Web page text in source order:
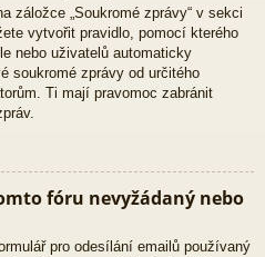
záložce „Soukromé zprávy“ v sekci
vytvořit pravidlo, pomocí kterého
nebo uživatelů automaticky
soukromé zprávy od určitého
Ti mají pravomoc zabránit
fóru nevyžádaný nebo
pro odesílání emailů používaný